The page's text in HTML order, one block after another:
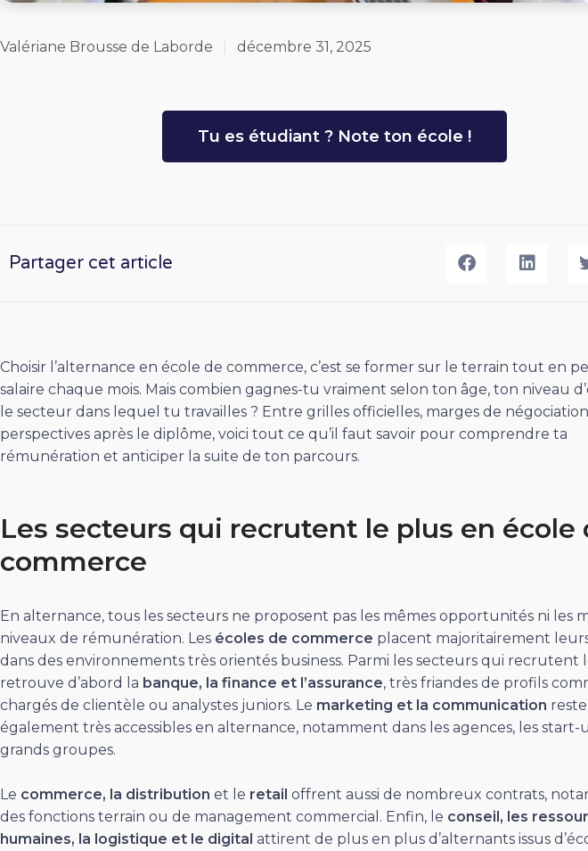
Valériane Brousse de Laborde décembre 31, 2025
Tu es étudiant ? Note ton école !
Partager cet article
Choisir l’alternance en école de commerce, c’est se former sur le terrain tout en
salaire chaque mois. Mais combien gagnes-tu vraiment selon ton âge, ton niveau
le secteur dans lequel tu travailles ? Entre grilles officielles, marges de
perspectives après le diplôme, voici tout ce qu’il faut savoir pour comprendre ta
rémunération et anticiper la suite de ton parcours.
Les secteurs qui recrutent le plus en école
commerce
En alternance, tous les secteurs ne proposent pas les mêmes opportunités ni les
niveaux de rémunération. Les écoles de commerce placent majoritairement
dans des environnements très orientés business. Parmi les secteurs qui recrutent
retrouve d’abord la banque, la finance et l’assurance, très friandes de profils
chargés de clientèle ou analystes juniors. Le marketing et la communication
également très accessibles en alternance, notamment dans les agences, les start-
grands groupes.
Le commerce, la distribution et le retail offrent aussi de nombreux contrats,
des fonctions terrain ou de management commercial. Enfin, le conseil, les
humaines, la logistique et le digital attirent de plus en plus d’alternants issus